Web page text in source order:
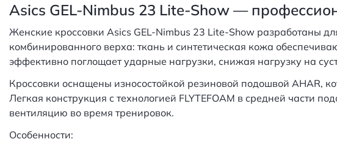
Asics GEL-Nimbus 23 Lite-Show —
Женские кроссовки Asics GEL-Nimbus 23 Lite-Show разработаны
комбинированного верха: ткань и синтетическая кожа
эффективно поглощает ударные нагрузки, снижая нагрузку на
Кроссовки оснащены износостойкой резиновой подошвой AHAR,
Легкая конструкция с технологией FLYTEFOAM в средней
вентиляцию во время тренировок.
Особенности: